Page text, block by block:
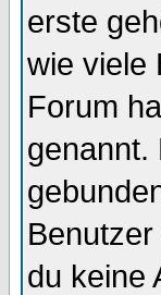
erste
wie viele
Forum
genannt.
du keine